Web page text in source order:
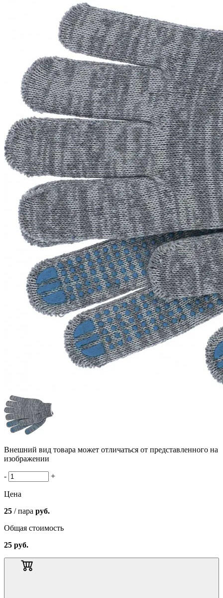
Внешний вид товара может отличаться от представленного на
изображении
- +
Цена
25 / пара руб.
Общая стоимость
25 руб.